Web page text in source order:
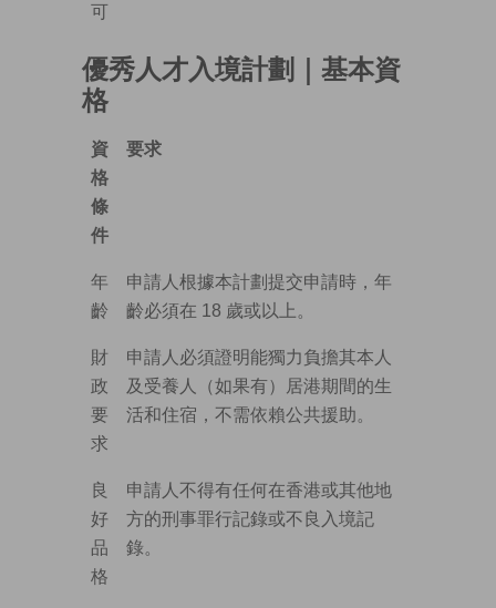
可
優秀人才入境計劃｜基本資
格
資
格
條
件
要求
年
齡
申請人根據本計劃提交申請時，年
齡必須在 18 歲或以上。
財
政
要
求
申請人必須證明能獨力負擔其本人
及受養人（如果有）居港期間的生
活和住宿，不需依賴公共援助。
良
好
品
格
申請人不得有任何在香港或其他地
方的刑事罪行記錄或不良入境記
錄。